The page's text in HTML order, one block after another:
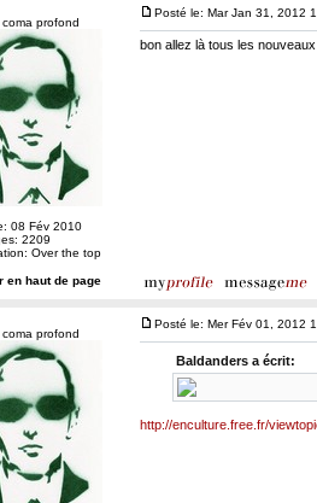
profond
08 Fév 2010
2209
Over the top
Posté le: Mar Jan 31, 2012
bon allez là tous les
en haut de page
profond
Posté le: Mer Fév 01, 2012
Baldanders a écrit:
http://enculture.free.fr/